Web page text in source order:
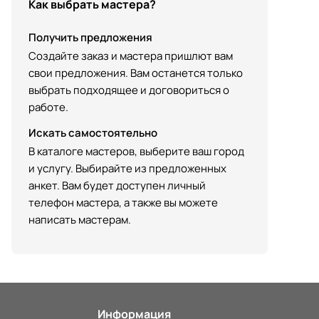
Как выбрать мастера?
Получить предложения
Создайте заказ и мастера пришлют вам
свои предложения. Вам останется только
выбрать подходящее и договориться о
работе.
Искать самостоятельно
В каталоге мастеров, выберите ваш город
и услугу. Выбирайте из предложенных
анкет. Вам будет доступен личный
телефон мастера, а также вы можете
написать мастерам.
Информация